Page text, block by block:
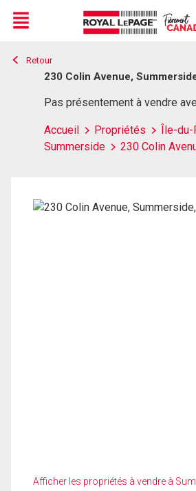
Live
En Direct
Menu
Retour
230 Colin Avenue,
Pas présentement à vendre
Accueil Propriétés
Île-du-
Summerside
230 Colin
Afficher les propriétés à vendre à